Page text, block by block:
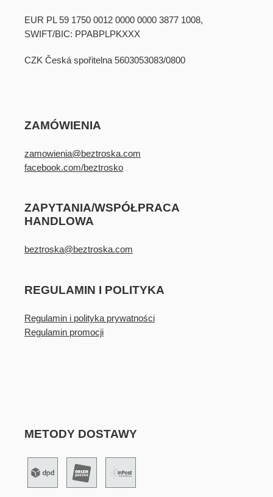
EUR PL 59 1750 0012 0000 0000 3877 1008,
SWIFT/BIC: PPABPLPKXXX
CZK Česká spořitelna 5603053083/0800
ZAMÓWIENIA
zamowienia@beztroska.com
facebook.com/beztrosko
ZAPYTANIA/WSPÓŁPRACA
HANDLOWA
beztroska@beztroska.com
REGULAMIN I POLITYKA
Regulamin i polityka prywatności
Regulamin promocji
METODY DOSTAWY